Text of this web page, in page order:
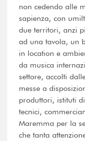
non cedendo alle
sapienza, con
due territori, anzi
ad una tavola, un
in location e
da musica
settore, accolti
messe a
produttori, istituti
tecnici,
Maremma per la
che tanta